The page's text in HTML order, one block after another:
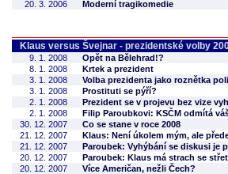
20. 3. 2006
Moderní tragikomedie
Klaus versus Švejnar - prezidentské volby
9. 1. 2008
Opět na Bělehrad!?
8. 1. 2008
Krtek a prezident
3. 1. 2008
Volba prezidenta jako roznětka
3. 1. 2008
Prostituti se pýří?
2. 1. 2008
Prezident se v projevu bez vize
2. 1. 2008
Filip Paroubkovi: KSČM odmítá
30. 12. 2007
Co se stane v roce 2008
21. 12. 2007
Klaus: Není úkolem mým, ale
21. 12. 2007
Paroubek: Vyhýbání se diskusi je
20. 12. 2007
Paroubek: Klaus má strach se
20. 12. 2007
Více Američan, nežli Čech?